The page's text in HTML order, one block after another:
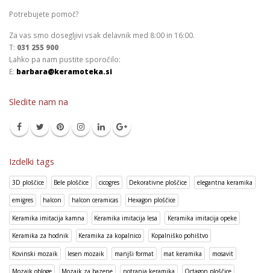
Potrebujete pomoč?
Za vas smo dosegljivi vsak delavnik med 8:00 in 16:00.
T: 031 255 900
Lahko pa nam pustite sporočilo:
E: barbara@keramoteka.si
Sledite nam na
Izdelki tags
3D ploščice Bele ploščice cicogres Dekorativne ploščice elegantna keramika
emigres halcon halcon ceramicas Hexagon ploščice
Keramika imitacija kamna Keramika imitacija lesa Keramika imitacija opeke
Keramika za hodnik Keramika za kopalnico Kopalniško pohištvo
Kovinski mozaik lesen mozaik manjši format mat keramika mosavit
Mozaik obloge Mozaik za bazene notranja keramika Octagon ploščice